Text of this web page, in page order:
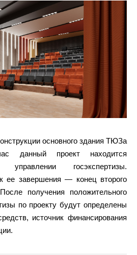
основного здания ТЮЗа
данный проект находится
госэкспертизы.
ее завершения — конец второго
получения положительного
по проекту будут определены
источник финансирования